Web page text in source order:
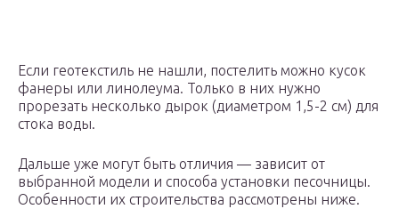
Если геотекстиль не нашли, постелить можно кусок
фанеры или линолеума. Только в них нужно
прорезать несколько дырок (диаметром 1,5-2 см) для
стока воды.
Дальше уже могут быть отличия — зависит от
выбранной модели и способа установки песочницы.
Особенности их строительства рассмотрены ниже.